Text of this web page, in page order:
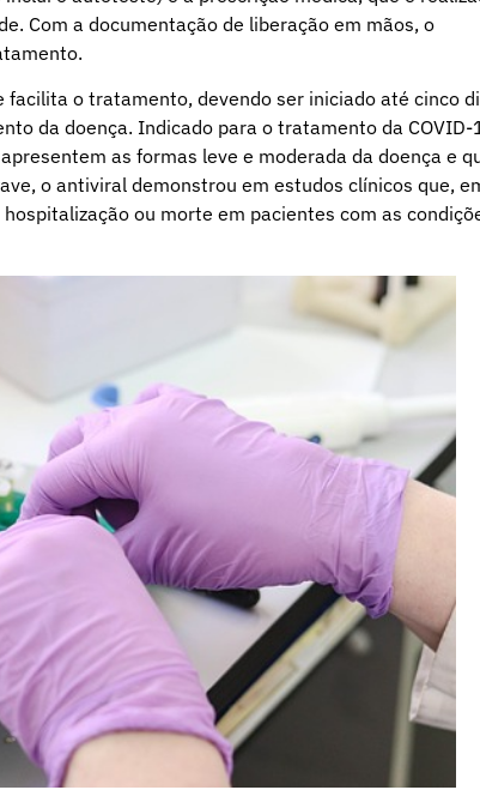
Com a documentação de liberação em mãos, o
o tratamento, devendo ser iniciado até cinco
da doença. Indicado para o tratamento da COVID-
as formas leve e moderada da doença e
o antiviral demonstrou em estudos clínicos que,
ou morte em pacientes com as